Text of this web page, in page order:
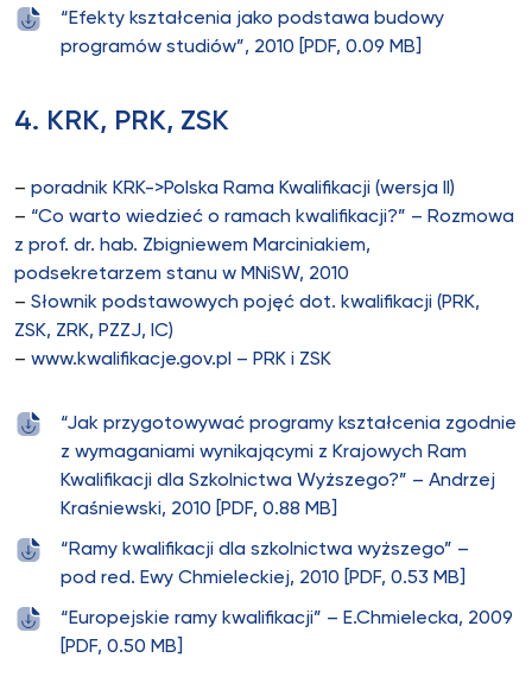
“Efekty kształcenia jako podstawa budowy
programów studiów”, 2010 [PDF, 0.09 MB]
4. KRK, PRK, ZSK
– poradnik KRK->Polska Rama Kwalifikacji (wersja II)
– “Co warto wiedzieć o ramach kwalifikacji?” – Rozmowa
z prof. dr. hab. Zbigniewem Marciniakiem,
podsekretarzem stanu w MNiSW, 2010
– Słownik podstawowych pojęć dot. kwalifikacji (PRK,
ZSK, ZRK, PZZJ, IC)
– www.kwalifikacje.gov.pl – PRK i ZSK
“Jak przygotowywać programy kształcenia zgodnie
z wymaganiami wynikającymi z Krajowych Ram
Kwalifikacji dla Szkolnictwa Wyższego?” – Andrzej
Kraśniewski, 2010 [PDF, 0.88 MB]
“Ramy kwalifikacji dla szkolnictwa wyższego” –
pod red. Ewy Chmieleckiej, 2010 [PDF, 0.53 MB]
“Europejskie ramy kwalifikacji” – E.Chmielecka, 2009
[PDF, 0.50 MB]